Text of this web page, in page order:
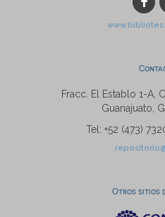
Fracc. El Establo 1-A,
Guanajuato,
Tel: +52 (473)
Otros sitios